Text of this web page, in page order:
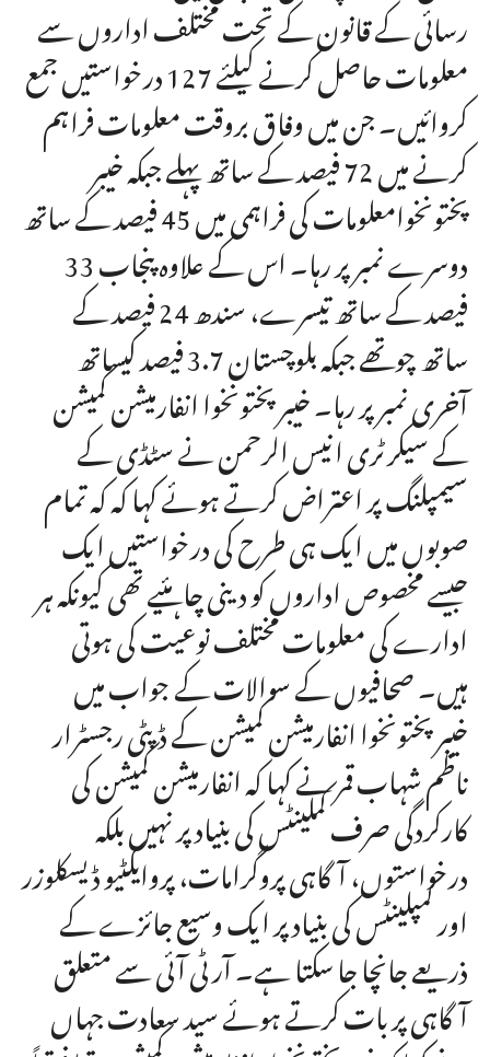
رسائی کے قانون کے تحت مختلف اداروں سے
معلومات حاصل کرنے کیلئے 127 درخواستیں جمع
کروائیں۔ جن میں وفاق بروقت معلومات فراہم
کرنے میں 72 فیصد کے ساتھ پہلے جبکہ خیبر
پختونخوامعلومات کی فراہمی میں 45 فیصد کے ساتھ
دوسرے نمبر پر رہا۔ اس کے علاوہ پنجاب 33
فیصد کے ساتھ تیسرے، سندھ 24 فیصد کے
ساتھ چوتھے جبکہ بلوچستان 3.7 فیصد کیساتھ
آخری نمبر پر رہا۔ خیبرپختونخوا انفارمیشن کمیشن
کے سیکرٹری انیس الرحمن نے سٹڈی کے
سیمپلنگ پر اعتراض کرتے ہوئے کہا کہ کہ تمام
صوبوں میں ایک ہی طرح کی درخواستیں ایک
جیسے مخصوص اداروں کو دینی چاہئیے تھی کیونکہ ہر
ادارے کی معلومات مختلف نوعیت کی ہوتی
ہیں۔ صحافیوں کے سوالات کے جواب میں
خیبرپختونخوا انفارمیشن کمیشن کے ڈپٹی رجسٹرار
ناظم شہاب قمر نے کہا کہ انفارمیشن کمیشن کی
کارکردگی صرف کملینٹس کی بنیاد پر نہیں بلکہ
درخواستوں، آگاہی پروگرامات، پروایکٹیو ڈیسکلوزر
اور کمپلینٹس کی بنیاد پر ایک وسیع جائزے کے
ذریعے جانچا جا سکتا ہے۔ آر ٹی آئی سے متعلق
آگاہی پر بات کرتے ہوئے سید سعادت جہاں